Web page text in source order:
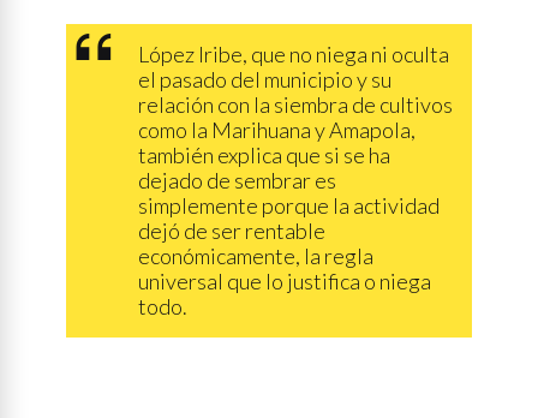
López Iribe, que no niega ni oculta
el pasado del municipio y su
relación con la siembra de cultivos
como la Marihuana y Amapola,
también explica que si se ha
dejado de sembrar es
simplemente porque la actividad
dejó de ser rentable
económicamente, la regla
universal que lo justifica o niega
todo.